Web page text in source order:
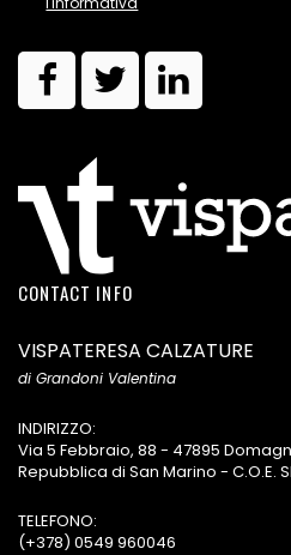
CONTACT INFO
VISPATERESA CALZATURE
di Grandoni Valentina
INDIRIZZO:
Via 5 Febbraio, 88 - 47895
Repubblica di San Marino - C.O.E.
TELEFONO:
(+378) 0549 960046